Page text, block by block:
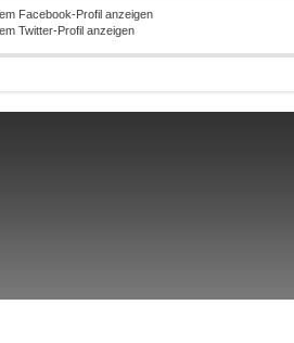
Facebook-Profil anzeigen
Twitter-Profil anzeigen